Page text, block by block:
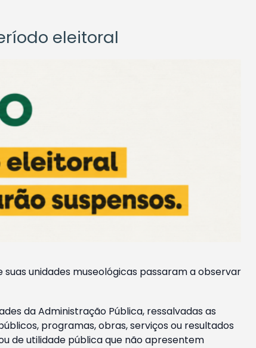
eleitoral
unidades museológicas passaram a observar
da Administração Pública, ressalvadas as
programas, obras, serviços ou resultados
de utilidade pública que não apresentem